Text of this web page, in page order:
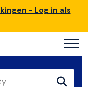
- Log in als